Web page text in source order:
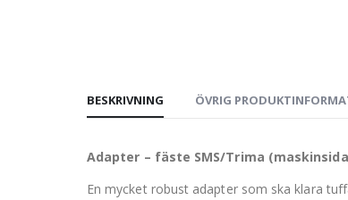
BESKRIVNING ÖVRIG
Adapter – fäste SMS/Trima
En mycket robust adapter som ska klara